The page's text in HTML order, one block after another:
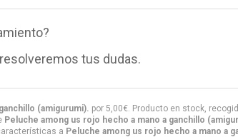
(amigurumi). por 5,00€. Producto en stock,
Peluche among us rojo hecho a mano a ganchillo
a Peluche among us rojo hecho a mano a
tus dudas.